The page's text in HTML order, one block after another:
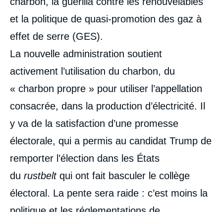
et la politique de quasi-promotion des gaz à
effet de serre (GES).
La nouvelle administration soutient
activement l’utilisation du charbon, du
« charbon propre » pour utiliser l’appellation
consacrée, dans la production d’électricité. Il
y va de la satisfaction d’une promesse
électorale, qui a permis au candidat Trump de
remporter l’élection dans les États
du rustbeltqui ont fait basculer le collège
électoral. La pente sera raide : c’est moins la
Image